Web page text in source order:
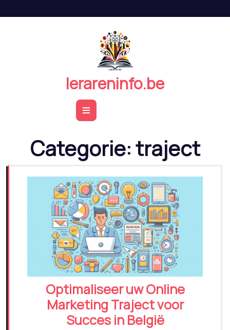
de
lerareninfo.be
Open
Categorie:traject
Optimaliseer uw Online
Marketing Traject voor
Succes in België